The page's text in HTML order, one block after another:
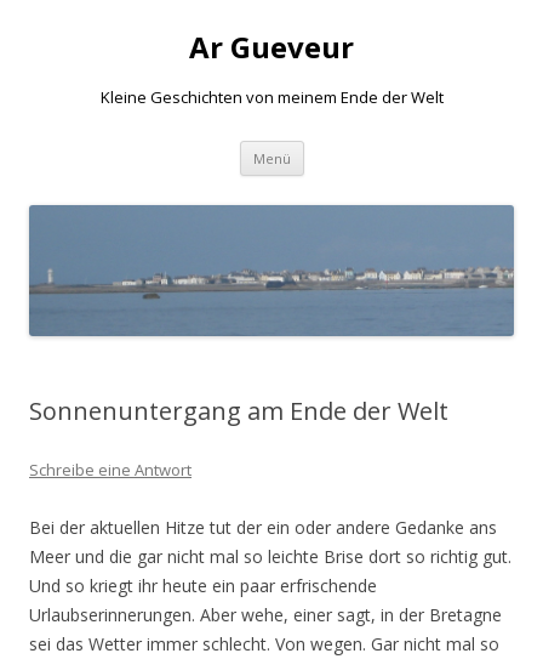
Ar Gueveur
Kleine Geschichten von meinem Ende der Welt
Menü Springe
Inhalt
Sonnenuntergang am Ende der Welt
Schreibe eine Antwort
Bei der aktuellen Hitze tut der ein oder andere Gedanke ans
Meer und die gar nicht mal so leichte Brise dort so richtig gut.
Und so kriegt ihr heute ein paar erfrischende
Urlaubserinnerungen. Aber wehe, einer sagt, in der Bretagne
sei das Wetter immer schlecht. Von wegen. Gar nicht mal so